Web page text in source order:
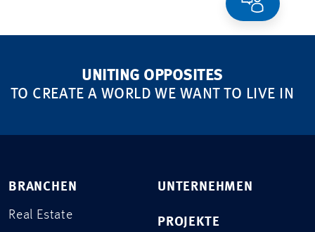
UNITING OPPOSITES
TO CREATE A WORLD WE WANT TO LIVE IN
BRANCHEN
Real Estate
UNTERNEHMEN
PROJEKTE